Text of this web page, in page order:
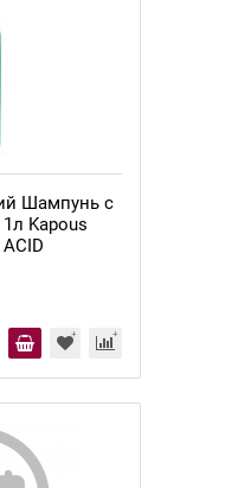
Шампунь с
Kapous